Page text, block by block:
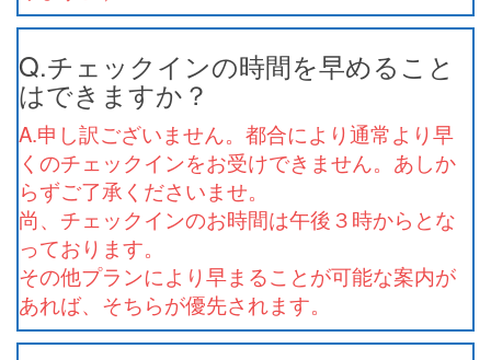
Q.チェックインの時間を早めること
はできますか？
A.申し訳ございません。都合により通常より早
くのチェックインをお受けできません。あしか
らずご了承くださいませ。
尚、チェックインのお時間は午後３時からとな
っております。
その他プランにより早まることが可能な案内が
あれば、そちらが優先されます。